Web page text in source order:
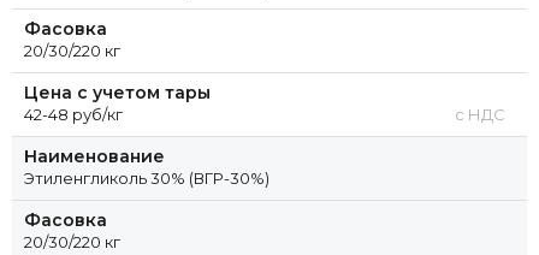
Фасовка
20/30/220 кг
Цена с учетом тары
42-48 руб/кг с НДС
Наименование
Этиленгликоль 30% (ВГР-30%)
Фасовка
20/30/220 кг